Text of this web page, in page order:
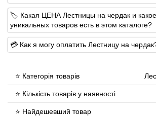
🏷 Какая ЦЕНА Лестницы на чердак и какое
уникальных товаров есть в этом каталоге?
💳 Как я могу оплатить Лестницу на
⭐ Категорія товарів
⭐ Кількість товарів у наявності
⭐ Найдешевший товар